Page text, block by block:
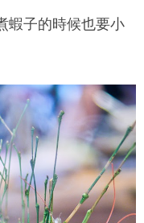
蝦子的時候也要小